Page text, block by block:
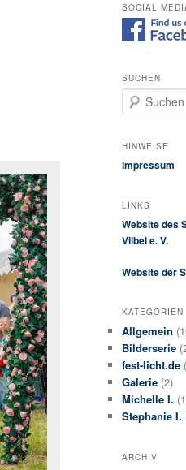
SOCIAL
SUCHEN
u
h
n
HINWEISE
Impressum
LINKS
Website des
Vilbel e. V.
Website der
KATEGORIEN
Allgemein
Bilderserie
fest-licht.de
Galerie (2)
Michelle I.
Stephanie I.
ARCHIV